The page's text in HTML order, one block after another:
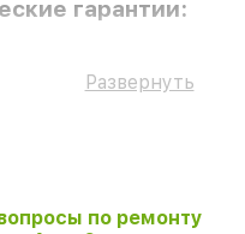
гарантии:
детали–
завершение
Развернуть
по ремонту